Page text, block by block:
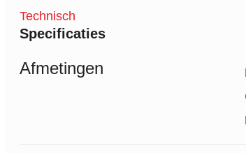
Technisch
Specificaties
Afmetingen